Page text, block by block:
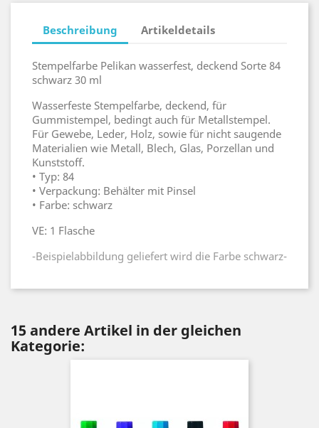
Beschreibung Artikeldetails
Stempelfarbe Pelikan wasserfest, deckend Sorte 84
schwarz 30 ml
Wasserfeste Stempelfarbe, deckend, für
Gummistempel, bedingt auch für Metallstempel.
Für Gewebe, Leder, Holz, sowie für nicht saugende
Materialien wie Metall, Blech, Glas, Porzellan und
Kunststoff.
• Typ: 84
• Verpackung: Behälter mit Pinsel
• Farbe: schwarz
VE: 1 Flasche
-Beispielabbildung geliefert wird die Farbe schwarz-
15 andere Artikel in der gleichen
Kategorie: